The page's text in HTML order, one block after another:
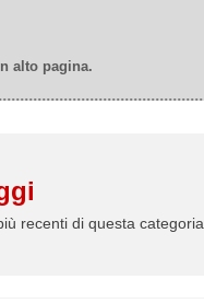
alto pagina.
recenti di questa categoria